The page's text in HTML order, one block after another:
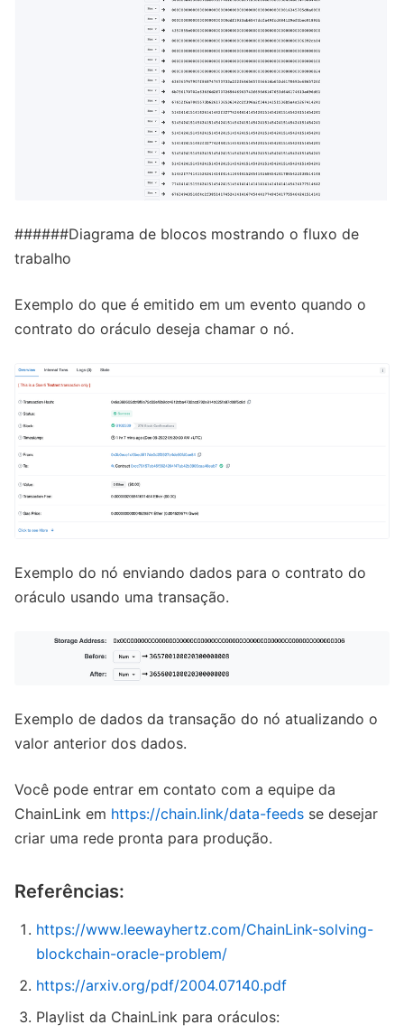
######Diagrama de blocos mostrando o fluxo de
trabalho
Exemplo do que é emitido em um evento quando o
contrato do oráculo deseja chamar o nó.
Exemplo do nó enviando dados para o contrato do
oráculo usando uma transação.
Exemplo de dados da transação do nó atualizando o
valor anterior dos dados.
Você pode entrar em contato com a equipe da
ChainLink em https://chain.link/data-feeds se desejar
criar uma rede pronta para produção.
Referências:
https://www.leewayhertz.com/ChainLink-solving-
blockchain-oracle-problem/
https://arxiv.org/pdf/2004.07140.pdf
Playlist da ChainLink para oráculos: